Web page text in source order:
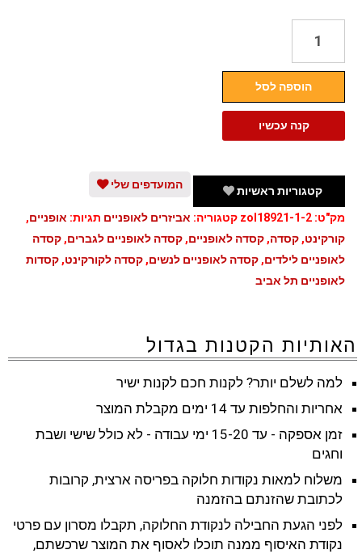
קסדה
לאופניים
ולקורקינט
הוספה לסל
קנה עכשיו
קטגוריות ראשיות
המועדפים שלי
מק"ט: zol18921-1-2 קטגוריה: אביזרים לאופניים תגיות: אופניים,
קורקינט, קסדה, קסדה לאופניים, קסדה לאופניים לגברים, קסדה
לאופניים לילדים, קסדה לאופניים לנשים, קסדה לקורקינט, קסדות
לאופניים תל אביב
האותיות הקטנות בגדול
למה לשלם יותר? לקנות חכם לקנות ישיר
אחריות והחלפות עד 14 ימים מקבלת המוצר
זמן אספקה - עד 15-20 ימי עבודה - לא כולל שישי ושבת
וחגים
משלוח למאות נקודות חלוקה בפריסה ארצית, קרובות
לכתובת שהזנתם בהזמנה
לפני הגעת החבילה לנקודת החלוקה, תקבלו מסרון עם פרטי
נקודת האיסוף ממנה תוכלו לאסוף את המוצר שרכשתם,